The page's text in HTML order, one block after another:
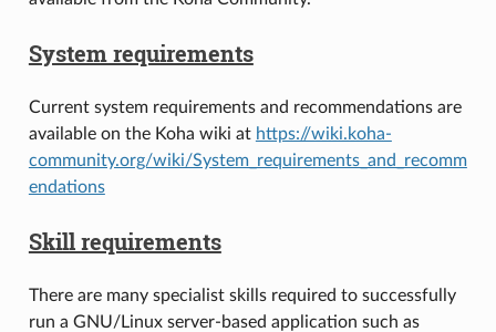
System requirements
Current system requirements and recommendations are
available on the Koha wiki at https://wiki.koha-
community.org/wiki/System_requirements_and_recomm
endations
Skill requirements
There are many specialist skills required to successfully
run a GNU/Linux server-based application such as